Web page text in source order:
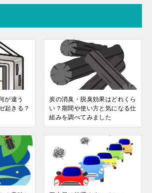
が違う
起きる？
炭の消臭・脱臭効果はどれくら
い？期間や使い方と気になる仕
組みを調べてみました